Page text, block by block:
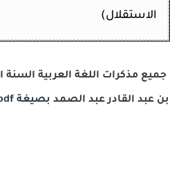
الاستقلال)
جميع مذكرات اللغة العربية السنة
بن عبد القادر عبد الصمد بصيغة